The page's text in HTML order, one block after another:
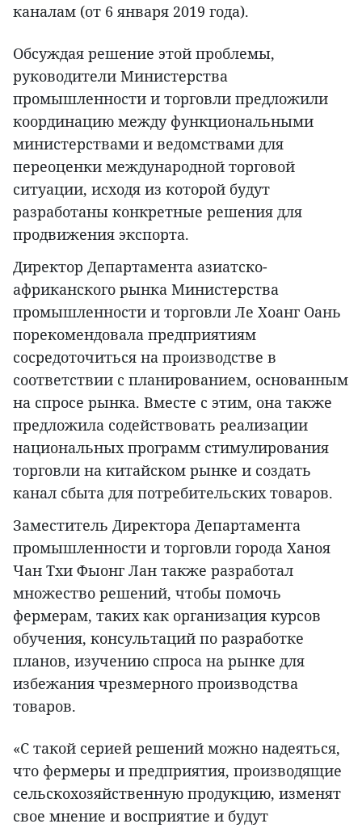
каналам (от 6 января 2019 года).
Обсуждая решение этой проблемы,
руководители Министерства
промышленности и торговли предложили
координацию между функциональными
министерствами и ведомствами для
переоценки международной торговой
ситуации, исходя из которой будут
разработаны конкретные решения для
продвижения экспорта.
Директор Департамента азиатско-
африканского рынка Министерства
промышленности и торговли Ле Хоанг Оань
порекомендовала предприятиям
сосредоточиться на производстве в
соответствии с планированием, основанным
на спросе рынка. Вместе с этим, она также
предложила содействовать реализации
национальных программ стимулирования
торговли на китайском рынке и создать
канал сбыта для потребительских товаров.
Заместитель Директора Департамента
промышленности и торговли города Ханоя
Чан Тхи Фыонг Лан также разработал
множество решений, чтобы помочь
фермерам, таких как организация курсов
обучения, консультаций по разработке
планов, изучению спроса на рынке для
избежания чрезмерного производства
товаров.
«С такой серией решений можно надеяться,
что фермеры и предприятия, производящие
сельскохозяйственную продукцию, изменят
свое мнение и восприятие и будут